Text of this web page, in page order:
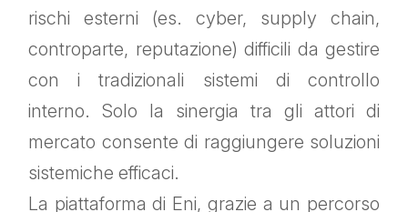
rischi esterni (es. cyber, supply chain,
controparte, reputazione) difficili da gestire
con i tradizionali sistemi di controllo
interno. Solo la sinergia tra gli attori di
mercato consente di raggiungere soluzioni
sistemiche efficaci.
La piattaforma di Eni, grazie a un percorso